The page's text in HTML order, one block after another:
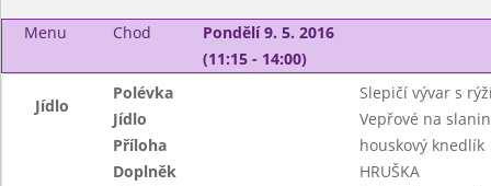
Menu Chod
Pondělí 9. 5. 2016
(11:15 - 14:00)
Jídlo
Polévka
Slepičí vývar s
Jídlo
Vepřové na
Příloha
houskový knedlík
Doplněk
HRUŠKA